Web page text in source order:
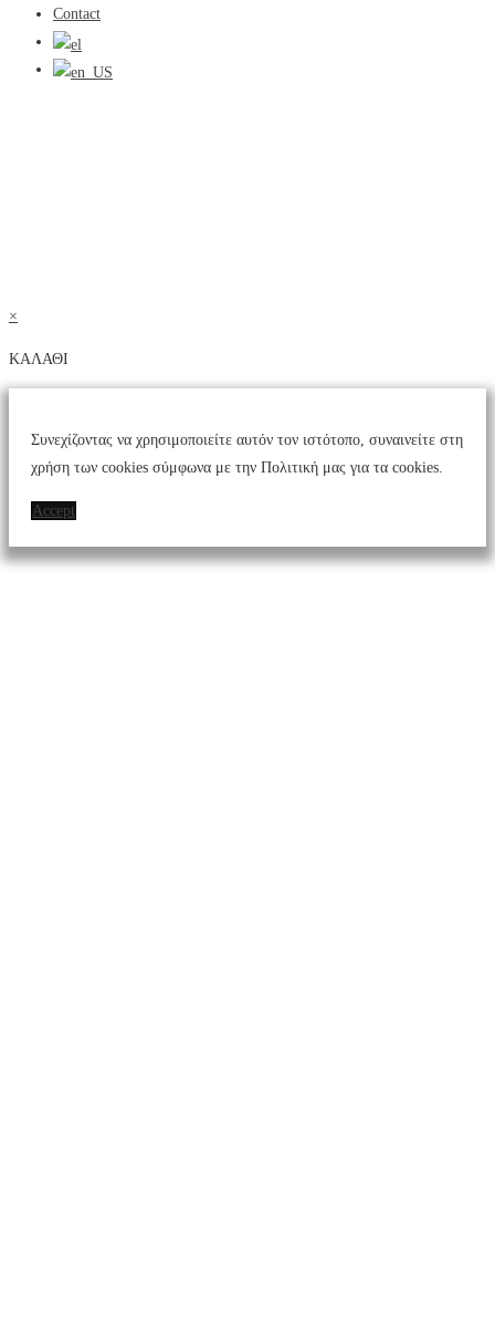
Contact
×
ΚΑΛΑΘΙ
Συνεχίζοντας να χρησιμοποιείτε αυτόν τον ιστότοπο, συναινείτε στη
χρήση των cookies σύμφωνα με την Πολιτική μας για τα cookies.
Accept